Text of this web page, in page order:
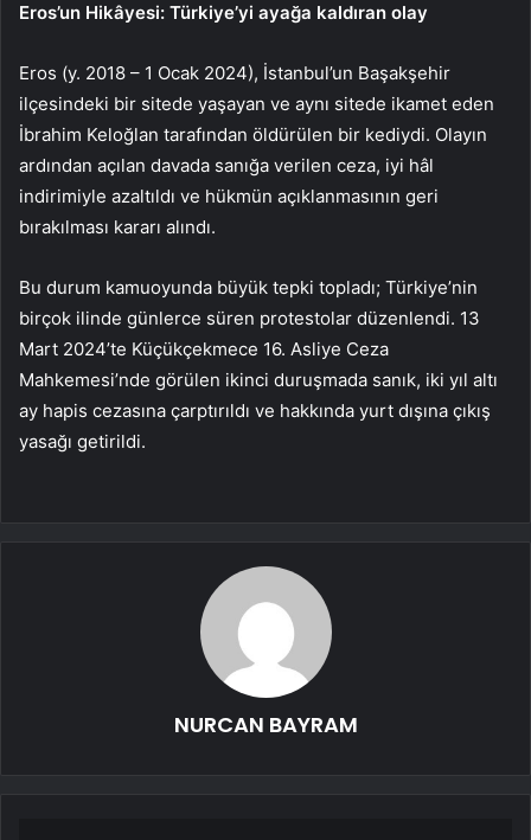
Eros’un Hikâyesi: Türkiye’yi ayağa kaldıran olay
Eros (y. 2018 – 1 Ocak 2024), İstanbul’un Başakşehir
ilçesindeki bir sitede yaşayan ve aynı sitede ikamet eden
İbrahim Keloğlan tarafından öldürülen bir kediydi. Olayın
ardından açılan davada sanığa verilen ceza, iyi hâl
indirimiyle azaltıldı ve hükmün açıklanmasının geri
bırakılması kararı alındı.
Bu durum kamuoyunda büyük tepki topladı; Türkiye’nin
birçok ilinde günlerce süren protestolar düzenlendi. 13
Mart 2024’te Küçükçekmece 16. Asliye Ceza
Mahkemesi’nde görülen ikinci duruşmada sanık, iki yıl altı
ay hapis cezasına çarptırıldı ve hakkında yurt dışına çıkış
yasağı getirildi.
NURCAN BAYRAM